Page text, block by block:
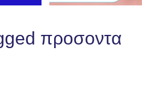
προσοντα